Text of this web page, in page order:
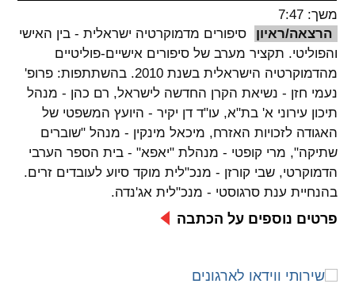
spellcheck
גופן קריא
ניגודיות צבעים
brightness_high
ניגודיות בהירה
brightness_low
ניגודיות כהה
קישורים
משך: 7:47
הרצאה/ראיון
סיפורים מדמוקרטיה ישראלית - בין האישי
והפוליטי. תקציר מערב של סיפורים אישיים-פוליטיים
מהדמוקרטיה הישראלית בשנת 2010. בהשתתפות: פרופ'
נעמי חזן - נשיאת הקרן החדשה לישראל, רם כהן - מנהל
תיכון עירוני א' בת"א, עו"ד דן יקיר - היועץ המשפטי של
האגודה לזכויות האזרח, מיכאל מינקין - מנהל "שוברים
שתיקה", מרי קופטי - מנהלת "יאפא" - בית הספר הערבי
הדמוקרטי, שבי קורזן - מנכ"לית מוקד סיוע לעובדים זרים.
בהנחיית ענת סרגוסטי - מנכ"לית אג'נדה.
פרטים נוספים על הכתבה